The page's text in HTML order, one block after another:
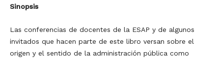
Sinopsis
Las conferencias de docentes de la ESAP y de algunos
invitados que hacen parte de este libro versan sobre el
origen y el sentido de la administración pública como